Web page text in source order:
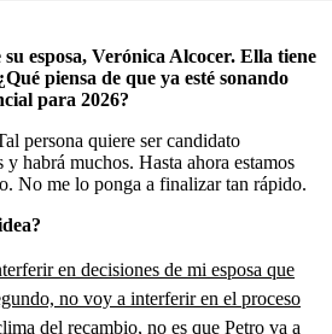
esposa, Verónica Alcocer. Ella tiene
piensa de que ya esté sonando
para 2026?
persona quiere ser candidato
habrá muchos. Hasta ahora estamos
No me lo ponga a finalizar tan rápido.
en decisiones de mi esposa que
no voy a interferir en el proceso
del recambio, no es que Petro va a